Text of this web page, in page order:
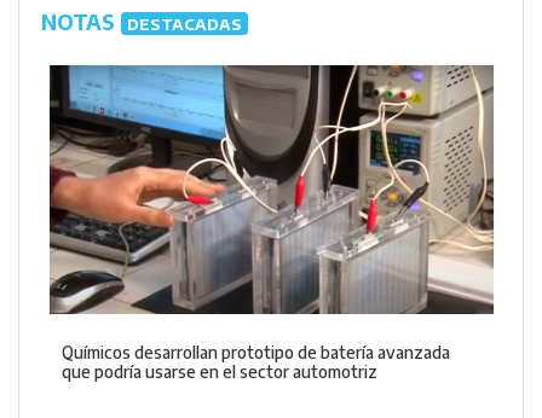
NOTAS DESTACADAS
Químicos desarrollan prototipo de batería avanzada
que podría usarse en el sector automotriz